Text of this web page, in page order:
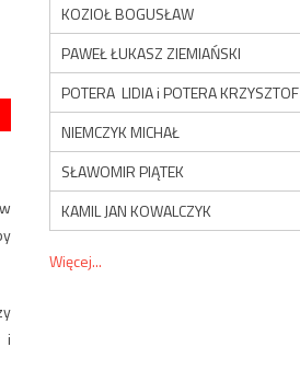
i
KOZIOŁ BOGUSŁAW
PAWEŁ ŁUKASZ ZIEMIAŃSKI
POTERA LIDIA i POTERA KRZYSZTOF
NIEMCZYK MICHAŁ
SŁAWOMIR PIĄTEK
KAMIL JAN KOWALCZYK
Więcej...